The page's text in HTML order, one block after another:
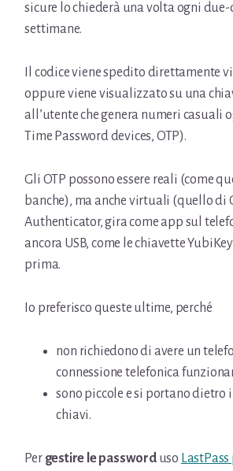
sicure lo chiederà una volta ogni
settimane.
Il codice viene spedito direttamente
oppure viene visualizzato su una
all’utente che genera numeri casuali
Time Password devices, OTP).
Gli OTP possono essere reali (come
banche), ma anche virtuali (quello di
Authenticator, gira come app sul
ancora USB, come le chiavette
prima.
Io preferisco queste ultime, perché
non richiedono di avere un
connessione telefonica
sono piccole e si portano dietro
chiavi.
Per gestire le passworduso